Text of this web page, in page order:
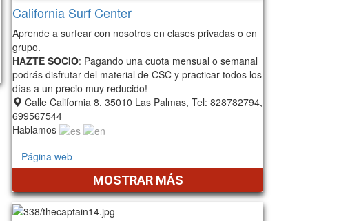
California Surf Center
Aprende a surfear con nosotros en clases privadas o en
grupo.
HAZTE SOCIO: Pagando una cuota mensual o semanal
podrás disfrutar del material de CSC y practicar todos los
días a un precio muy reducido!
Calle California 8. 35010 Las Palmas, Tel: 828782794,
699567544
Hablamos
Página web
MOSTRAR MÁS